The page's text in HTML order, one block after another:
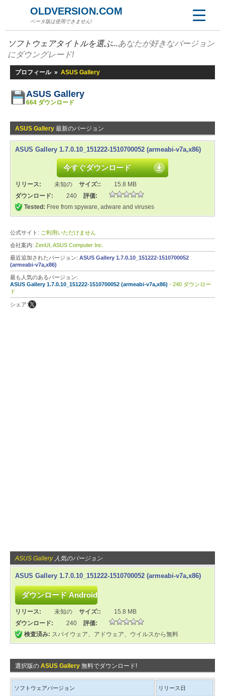
OLDVERSION.COM
ベータ版は使用できません!
ソフトウェアタイトルを選ぶ...あなたが好きなバージョン
にダウングレード!
プロフィール » ASUS Gallery
ASUS Gallery
664 ダウンロード
ASUS Gallery 最新のバージョン
ASUS Gallery 1.7.0.10_151222-1510700052 (armeabi-v7a,x86)
今すぐダウンロード
リリース: 未知の サイズ::
15.8 MB
ダウンロード:
240
評価:
Tested: Free from spyware, adware and viruses
公式サイト: ご利用いただけません
会社案内: ZenUI, ASUS Computer Inc.
最近追加されたバージョン: ASUS Gallery 1.7.0.10_151222-1510700052
(armeabi-v7a,x86)
最も人気のあるバージョン:
ASUS Gallery 1.7.0.10_151222-1510700052 (armeabi-v7a,x86) - 240 ダウンロー
ド
シェア:
ASUS Gallery人気のバージョン
ASUS Gallery 1.7.0.10_151222-1510700052 (armeabi-v7a,x86)
リリース: 未知の サイズ::
15.8 MB
ダウンロード:
240
評価:
検査済み: スパイウェア、アドウェア、ウイルスから無料
選択版の ASUS Gallery 無料でダウンロード!
ソフトウェアバージョン リリース日